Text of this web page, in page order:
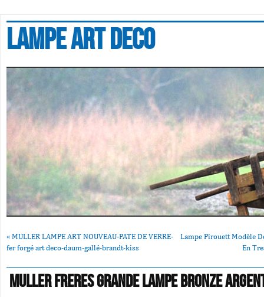
Lampe art deco
« MULLER LAMPE ART NOUVEAU-PATE DE VERRE-
fer forgé art deco-daum-gallé-brandt-kiss
Lampe Pirouett Modèle
En
MULLER FRERES GRANDE LAMPE BRONZE